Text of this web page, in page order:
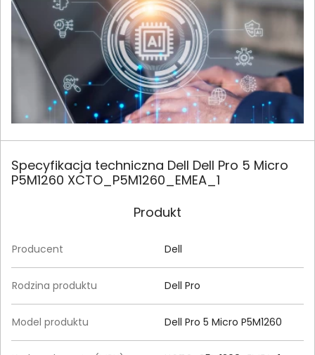
Specyfikacja techniczna Dell Dell Pro 5 Micro
P5M1260 XCTO_P5M1260_EMEA_1
Produkt
Producent Dell
Rodzina produktu Dell Pro
Model produktu Dell Pro 5 Micro P5M1260